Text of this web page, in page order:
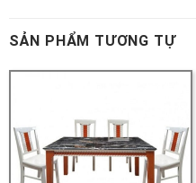
SẢN PHẨM TƯƠNG TỰ